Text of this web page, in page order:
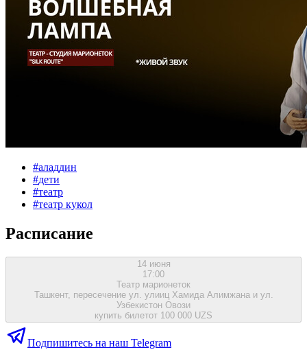
#аладдин
#дети
#театр
#театр кукол
Расписание
14 июня
17:00
Театр марионеток
Ташкент, пересечение ул. улииц Хамида Алимжана и ул.
Узбекистон Овози
купить билетот 100 000 UZS
Подпишитесь на наш Telegram